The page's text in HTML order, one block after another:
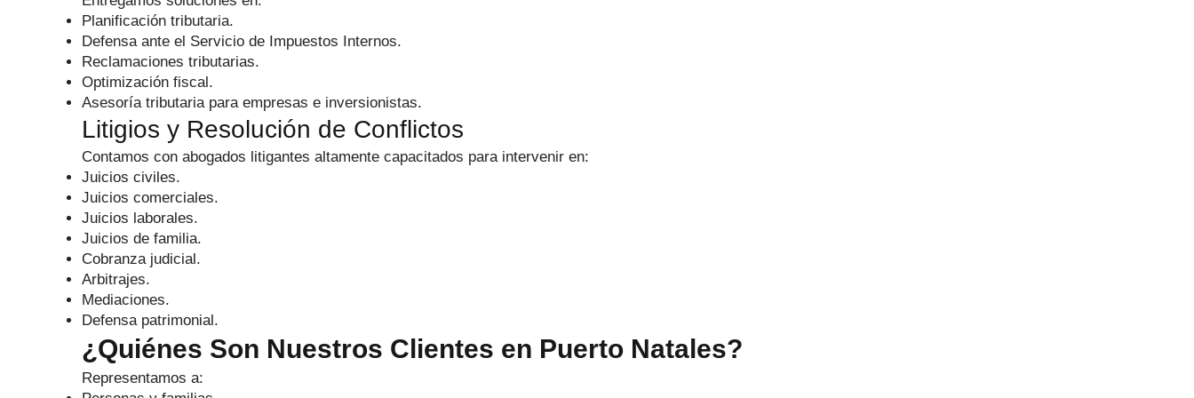
Planificación tributaria.
Defensa ante el Servicio de Impuestos Internos.
Reclamaciones tributarias.
Optimización fiscal.
Asesoría tributaria para empresas e inversionistas.
Litigios y Resolución de Conflictos
Contamos con abogados litigantes altamente capacitados para intervenir en:
Juicios civiles.
Juicios comerciales.
Juicios laborales.
Juicios de familia.
Cobranza judicial.
Arbitrajes.
Mediaciones.
Defensa patrimonial.
¿Quiénes Son Nuestros Clientes en Puerto Natales?
Representamos a: